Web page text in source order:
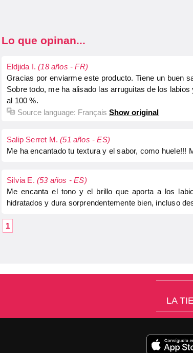
Lo que opinan...
Eldjida I.(18 años - FR)
Gracias por enviarme este producto. Tiene un buen
Sobre todo, me ha alisado las arruguitas de los
al 100 %.
Source language: Français Show original
Salip Serret M.(51 años - ES)
Me ha encantado tu textura y el sabor, como huele!!!
Silvia E. (53 años - ES)
Me encanta el tono y el brillo que aporta a los
hidratados y dura sorprendentemente bien, incluso
1
LA